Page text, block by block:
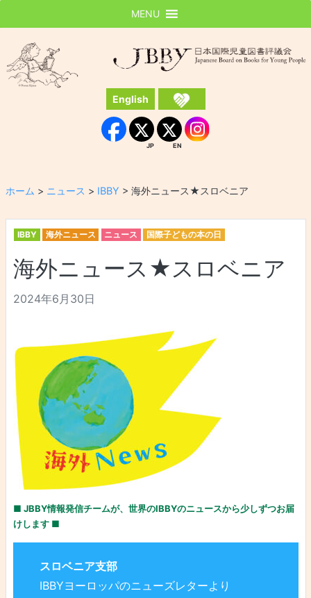
JBBY
English
Facebook
JP
JP
EN
EN Instagram
MENU
ホーム > ニュース > IBBY > 海外ニュース★スロベニア
IBBY 海外ニュース ニュース 国際子どもの本の日
海外ニュース★スロベニア
2024年6月30日
■ JBBY情報発信チームが、世界のIBBYのニュースから少しずつお届
けします ■
スロベニア支部
IBBYヨーロッパのニューズレターより